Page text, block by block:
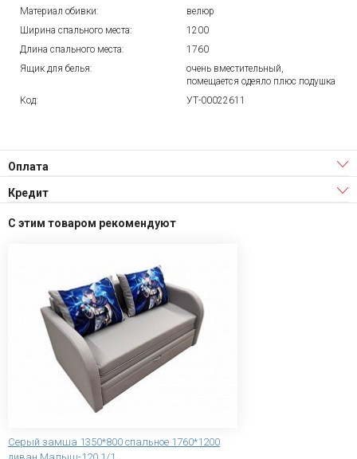
Материал обивки:
велюр
Ширина спального места:
1200
Длина спального места:
1760
Ящик для белья:
очень вместительный,
помещается одеяло плюс подушка
Код:
УТ-00022611
Оплата
Кредит
С этим товаром рекомендуют
Серый замша 1350*800 спальное 1760*1200